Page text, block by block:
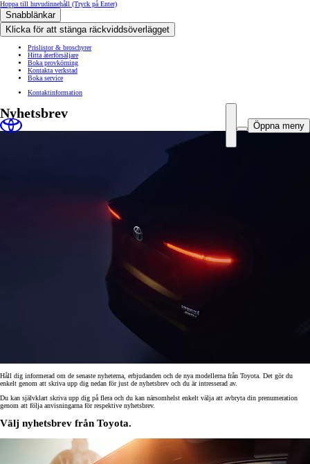
Hoppa till huvudinnehåll (Tryck på Enter)
Snabblänkar
Klicka för att stänga räckviddsöverlägget
Prislistor & broschyrer
Hitta återförsäljare
Boka provkörning
Kontakta verkstad
Boka service
Kontaktinformation
Öppna meny
Nyhetsbrev
Håll dig informerad om de senaste nyheterna, erbjudanden och de nya modellerna från Toyota. Det gör du
enkelt genom att skriva upp dig nedan för just de nyhetsbrev och du är intresserad av.
Du kan självklart skriva upp dig på flera och du kan närsomhelst enkelt välja att avbryta din prenumeration
genom att följa anvisningarna för respektive nyhetsbrev.
Välj nyhetsbrev från Toyota.